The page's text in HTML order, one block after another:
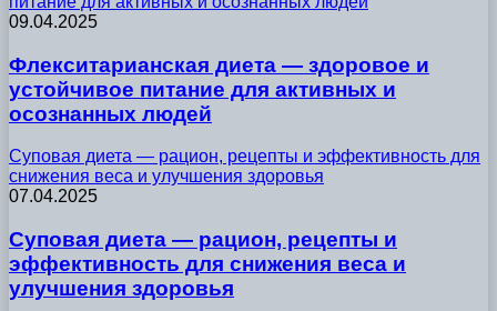
09.04.2025
Флекситарианская диета — здоровое и
устойчивое питание для активных и
осознанных людей
Суповая диета — рацион, рецепты и эффективность для
снижения веса и улучшения здоровья
07.04.2025
Суповая диета — рацион, рецепты и
эффективность для снижения веса и
улучшения здоровья